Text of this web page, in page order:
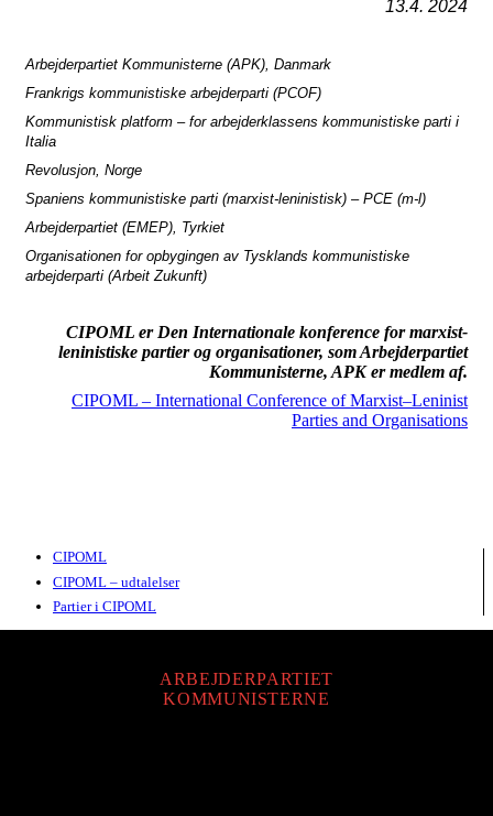
13.4. 2024
Arbejderpartiet Kommunisterne (APK), Danmark
Frankrigs kommunistiske arbejderparti (PCOF)
Kommunistisk platform – for arbejderklassens kommunistiske parti i
Italia
Revolusjon, Norge
Spaniens kommunistiske parti (marxist-leninistisk) – PCE (m-l)
Arbejderpartiet (EMEP), Tyrkiet
Organisationen for opbygingen av Tysklands kommunistiske
arbejderparti (Arbeit Zukunft)
CIPOML er Den Internationale konference for marxist-
leninistiske partier og organisationer, som Arbejderpartiet
Kommunisterne, APK er medlem af.
CIPOML – International Conference of Marxist–Leninist
Parties and Organisations
CIPOML
CIPOML – udtalelser
Partier i CIPOML
ARBEJDERPARTIET
KOMMUNISTERNE